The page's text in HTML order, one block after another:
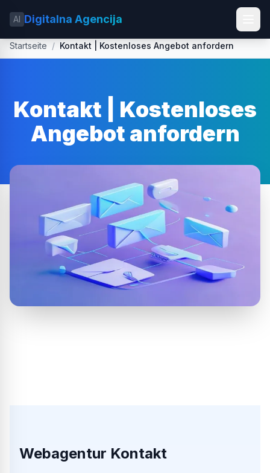
AI Digitalna Agencija
Startseite / Kontakt | Kostenloses Angebot anfordern
Kontakt | Kostenloses
Angebot anfordern
Webagentur Kontakt